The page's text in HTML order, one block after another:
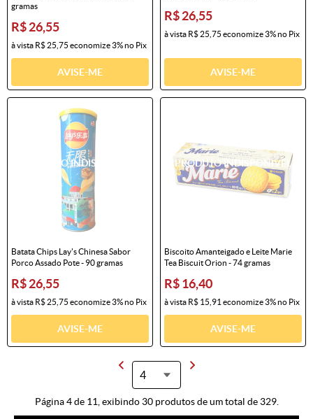
gramas
R$ 26,55
à vista R$ 25,75 economize3%no Pix
AVISE-ME
R$ 26,55
à vista R$ 25,75 economize3%no Pix
AVISE-ME
Batata Chips Lay's Chinesa Sabor
Porco Assado Pote - 90 gramas
R$ 26,55
à vista R$ 25,75 economize3%no Pix
AVISE-ME
Biscoito Amanteigado e Leite Marie
Tea Biscuit Orion - 74 gramas
R$ 16,40
à vista R$ 15,91 economize3%no Pix
AVISE-ME
Página 4 de 11, exibindo 30 produtos de um total de 329.